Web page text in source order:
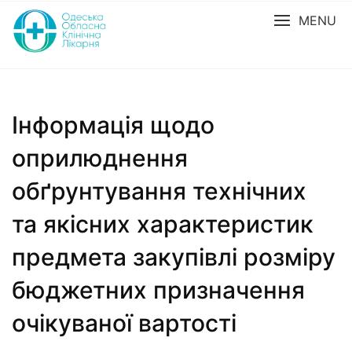
MENU
Інформація щодо
оприлюднення
обґрунтування технічних
та якісних характеристик
предмета закупівлі розміру
бюджетних призначення
очікуваної вартості